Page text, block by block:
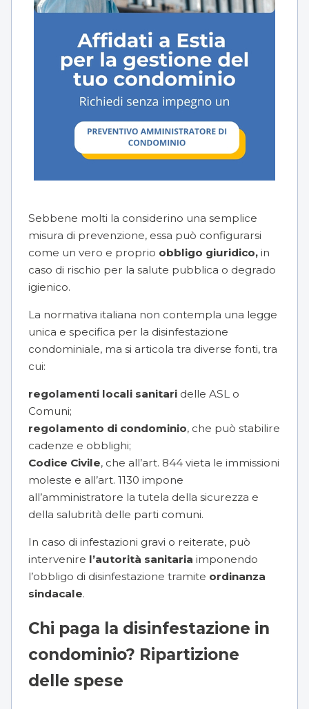
Sebbene molti la considerino una semplice
misura di prevenzione, essa può configurarsi
come un vero e proprio obbligo giuridico, in
caso di rischio per la salute pubblica o degrado
igienico.
La normativa italiana non contempla una legge
unica e specifica per la disinfestazione
condominiale, ma si articola tra diverse fonti, tra
cui:
regolamenti locali sanitari delle ASL o
Comuni;
regolamento di condominio, che può stabilire
cadenze e obblighi;
Codice Civile, che all’art. 844 vieta le immissioni
moleste e all’art. 1130 impone
all’amministratore la tutela della sicurezza e
della salubrità delle parti comuni.
In caso di infestazioni gravi o reiterate, può
intervenire l’autorità sanitaria imponendo
l’obbligo di disinfestazione tramite ordinanza
sindacale.
Chi paga la disinfestazione in
condominio? Ripartizione
delle spese